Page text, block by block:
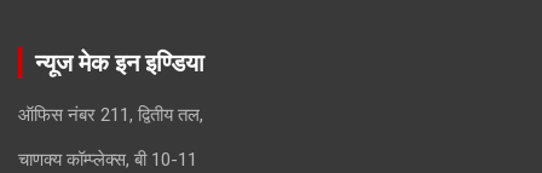
न्यूज मेक इन इण्डिया
ऑफिस नंबर 211, द्वितीय तल,
चाणक्य कॉम्प्लेक्स, बी 10-11